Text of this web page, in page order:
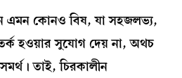
এমন কোনও বিষ, যা সহজলভ্য,
হওয়ার সুযোগ দেয় না, অথচ
তাই, চিরকালীন